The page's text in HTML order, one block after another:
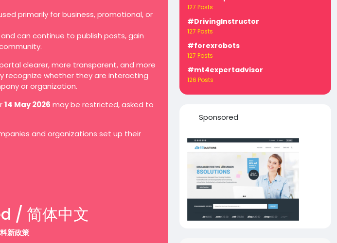
primarily for business, promotional, or
can continue to publish posts, gain
clearer, more transparent, and more
recognize whether they are interacting
or organization.
14 May 2026 may be restricted, asked to
and organizations set up their
/ 简体中文
新政策
127 Posts
#DrivingInstructor
127 Posts
#forexrobots
127 Posts
#mt4expertadvisor
126 Posts
Sponsored